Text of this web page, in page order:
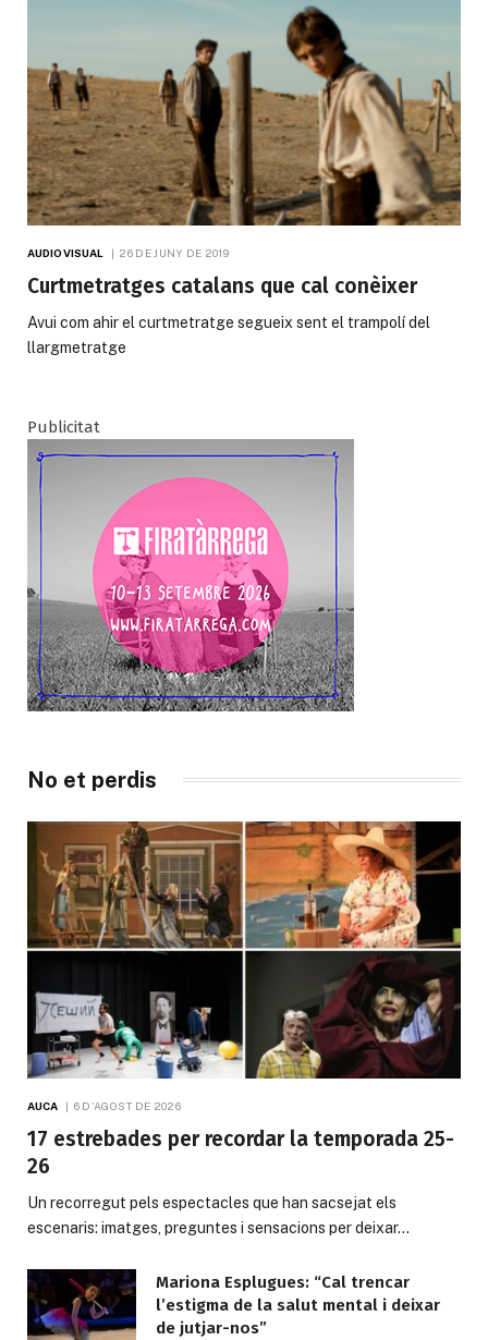
AUDIOVISUAL 26 DE JUNY DE 2019
Curtmetratges catalans que cal conèixer
Avui com ahir el curtmetratge segueix sent el trampolí del
llargmetratge
Publicitat
No et perdis
AUCA 6 D'AGOST DE 2026
17 estrebades per recordar la temporada 25-
26
Un recorregut pels espectacles que han sacsejat els
escenaris: imatges, preguntes i sensacions per deixar…
Mariona Esplugues: “Cal trencar
l’estigma de la salut mental i deixar
de jutjar-nos”